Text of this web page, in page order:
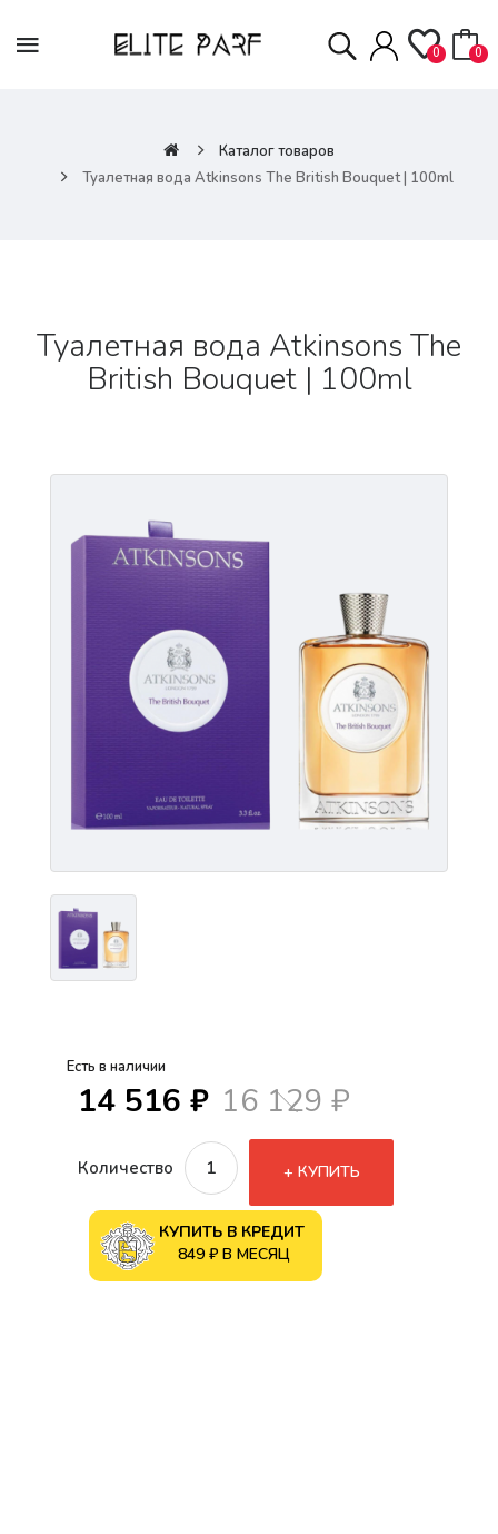
0 0
Каталог товаров
Туалетная вода Atkinsons The British Bouquet | 100ml
Туалетная вода Atkinsons The
British Bouquet | 100ml
Есть в наличии
14 516 ₽ 16 129 ₽
Количество КУПИТЬ
КУПИТЬ В КРЕДИТ
849 ₽ В МЕСЯЦ